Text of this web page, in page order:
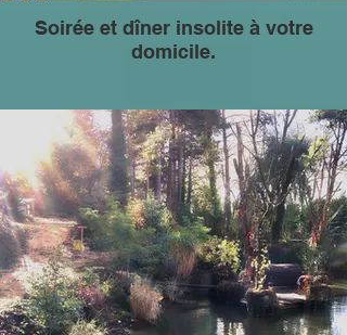
Soirée et dîner insolite à votre
domicile.